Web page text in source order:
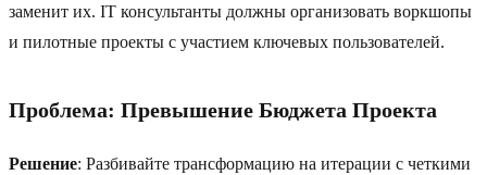
заменит их. IT консультанты должны организовать воркшопы
и пилотные проекты с участием ключевых пользователей.
Проблема: Превышение Бюджета Проекта
Решение: Разбивайте трансформацию на итерации с четкими